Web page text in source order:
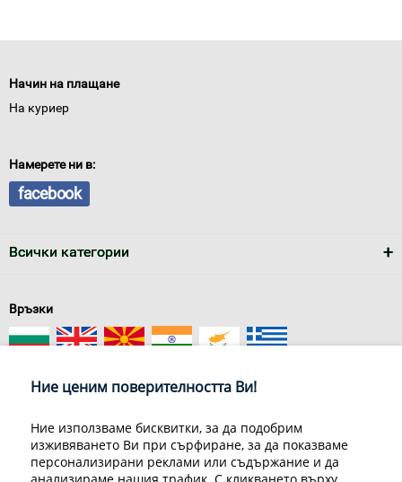
Начин на плащане
На куриер
Намерете ни в:
facebook
Всички категории
Връзки
За нас
Условия за доставка
Конфиденциалност на информацията
Общи условия
Ние ценим поверителността Ви!
Ние използваме бисквитки, за да подобрим
изживяването Ви при сърфиране, за да показваме
персонализирани реклами или съдържание и да